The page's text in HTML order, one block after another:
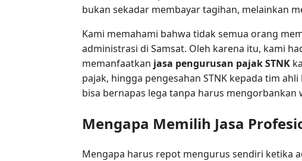
bukan sekadar membayar tagihan, melainkan
Kami memahami bahwa tidak semua orang
administrasi di Samsat. Oleh karena itu, kami
memanfaatkan jasa pengurusan pajak STNK
pajak, hingga pengesahan STNK kepada tim
bisa bernapas lega tanpa harus mengorbankan
Mengapa Memilih Jasa
Mengapa harus repot mengurus sendiri ketika